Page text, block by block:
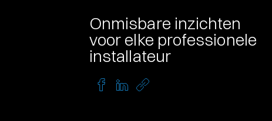
Onmisbare inzichten
voor elke professionele
installateur